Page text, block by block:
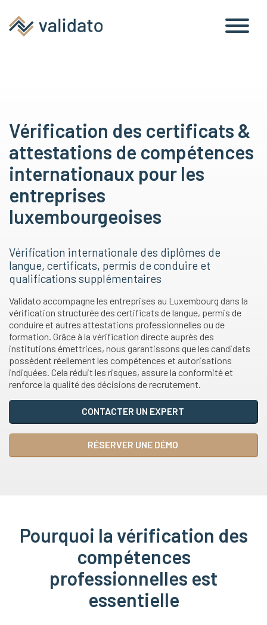
Vérification des certificats &
attestations de compétences
internationaux pour les
entreprises
luxembourgeoises
Vérification internationale des diplômes de
langue, certificats, permis de conduire et
qualifications supplémentaires
Validato accompagne les entreprises au Luxembourg dans la
vérification structurée des certificats de langue, permis de
conduire et autres attestations professionnelles ou de
formation. Grâce à la vérification directe auprès des
institutions émettrices, nous garantissons que les candidats
possèdent réellement les compétences et autorisations
indiquées. Cela réduit les risques, assure la conformité et
renforce la qualité des décisions de recrutement.
CONTACTER UN EXPERT
RÉSERVER UNE DÉMO
Pourquoi la vérification des
compétences
professionnelles est
essentielle